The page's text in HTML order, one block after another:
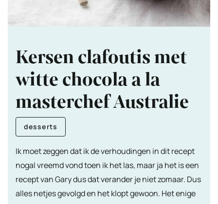
Kersen clafoutis met
witte chocola a la
masterchef Australie
desserts
Ik moet zeggen dat ik de verhoudingen in dit recept
nogal vreemd vond toen ik het las, maar ja het is een
recept van Gary dus dat verander je niet zomaar. Dus
alles netjes gevolgd en het klopt gewoon. Het enige